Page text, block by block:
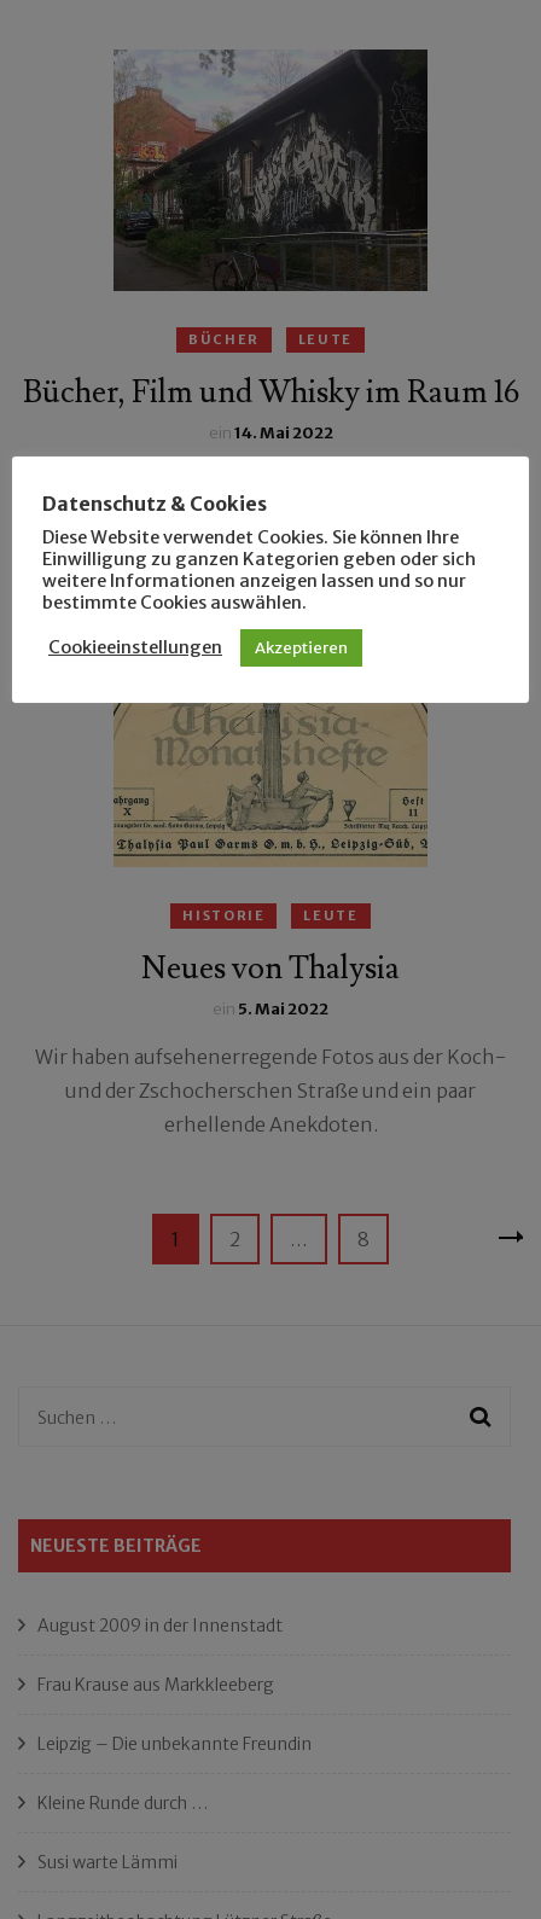
BÜCHER LEUTE
Bücher, Film und Whisky im Raum 16
ein14. Mai 2022
umfunktionierten Kegelbahn – da muss man einfach
neugierig sein!
HISTORIE LEUTE
Neues von Thalysia
ein 5. Mai 2022
Wir haben aufsehenerregende Fotos aus der Koch-
und der Zschocherschen Straße und ein paar
erhellende Anekdoten.
Seitennummerierung
Seite
1 Seite
2 … Seite
8
Suchen
NEUESTE BEITRÄGE
August 2009 in der Innenstadt
Frau Krause aus Markkleeberg
Leipzig – Die unbekannte Freundin
Kleine Runde durch …
Susi warte Lämmi
Datenschutz & Cookies
Diese Website verwendet Cookies. Sie können Ihre
Einwilligung zu ganzen Kategorien geben oder sich
weitere Informationen anzeigen lassen und so nur
bestimmte Cookies auswählen.
Cookieeinstellungen Akzeptieren